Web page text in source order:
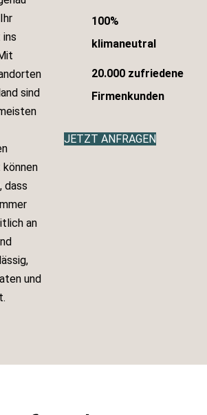
sind
dass
an
und
100%
klimaneutral
20.000 zufriedene
Firmenkunden
JETZT ANFRAGEN